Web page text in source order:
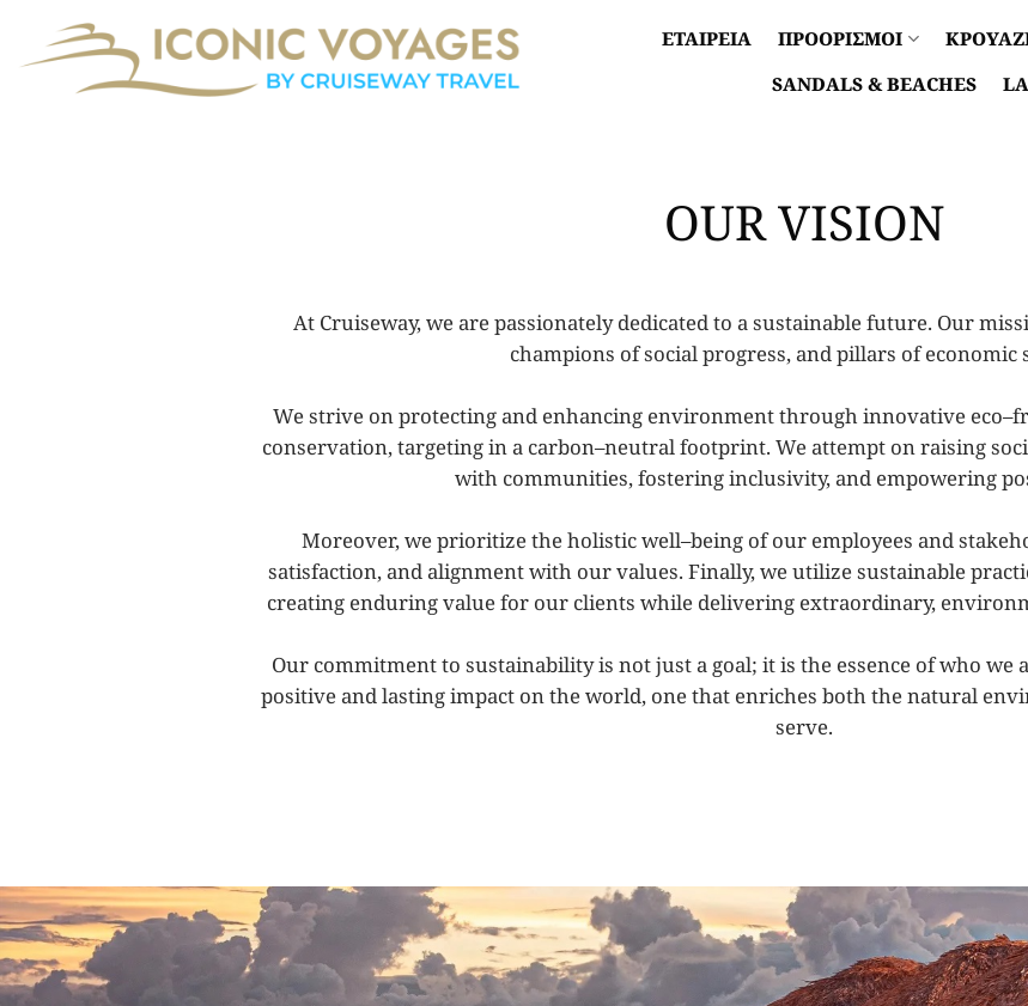
περιεχόμενο
ΕΤΑΙΡΕΙΑ ΠΡΟΟΡΙΣΜΟΙ
SANDALS & BEACHES
OURVISION
At Cruiseway, we are passionately dedicated to a sustainable future. Our
champions of social progress, and pillars of economic
We strive on protecting and enhancing environment through innovative eco–
conservation, targeting in a carbon–neutral footprint. We attempt on raising
with communities,fostering inclusivity, and empowering
Moreover, we prioritize the holistic well–being of our employees and
satisfaction,andalignmentwith ourvalues. Finally, we utilize sustainable
creating enduringvalue for our clients while delivering extraordinary,
Our commitment to sustainability is not just a goal; it is the essence of who we
positive and lasting impact on the world, one that enriches both the natural
serve.